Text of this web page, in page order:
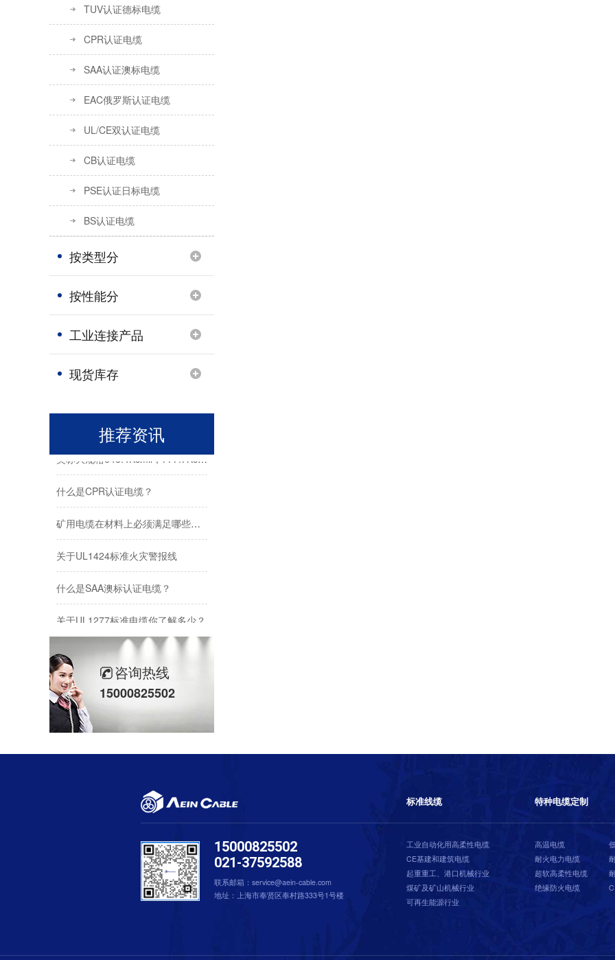
TUV认证德标电缆
CPR认证电缆
SAA认证澳标电缆
EAC俄罗斯认证电缆
UL/CE双认证电缆
CB认证电缆
PSE认证日标电缆
BS认证电缆
按类型分
按性能分
工业连接产品
现货库存
推荐资讯
BS 6387标准LPCB认证电缆｜火灾生命线，工程安全首选
美标大规格646.4Kcmil，777.7Kcmil等电力电缆应用
什么是CPR认证电缆？
关于UL1424标准火灾警报线
什么是SAA澳标认证电缆？
关于UL1277标准电缆你了解多少？
关于UL44标准电缆
什么是CPR认证电缆？
咨询热线
15000825502
15000825502
021-37592588
联系邮箱：service@aein-cable.com
地址：上海市奉贤区奉村路333号1号楼
标准线缆
工业自动化用高柔性电缆
CE基建和建筑电缆
起重重工、港口机械行业
煤矿及矿山机械行业
可再生能源行业
特种电缆定制
高温电缆
耐火电力电缆
超软高柔性电缆
绝缘防火电缆